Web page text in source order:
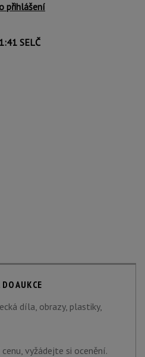
přihlášení
SELČ
AUKCE
díla, obrazy, plastiky,
vyžádejte si ocenění.